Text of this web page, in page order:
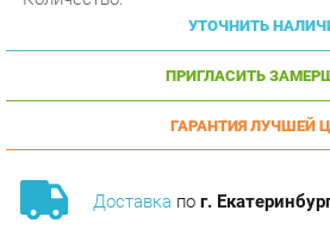
ПРИГЛАСИТЬ
ГАРАНТИЯ ЛУЧШЕЙ
Доставкапог. Екатеринбург